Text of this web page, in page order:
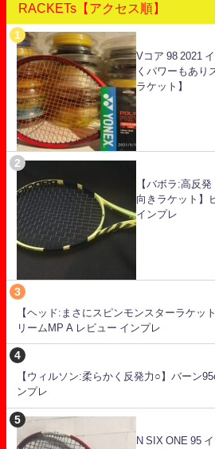
RACKETs【アクセス順】
Vコア 98 2021
くパワーもあり
ラケット】
【バボラ:高反
向きラケット】
インプレ
【ヘッド:まさにスピンモンスターラケッ
リームMP A レビュー インプレ
【ウィルソン:柔らかく反発力○】バーン
ンプレ
N SIX ONE 95